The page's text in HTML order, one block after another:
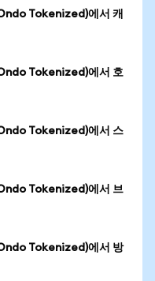
Tokenized)에서 캐
Tokenized)에서 호
Tokenized)에서 스
Tokenized)에서 브
Tokenized)에서 방